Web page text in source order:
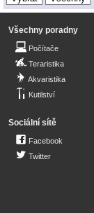
Všechny poradny
Počítače
Teraristika
Akvaristika
Kutilství
Sociální sítě
Facebook
Twitter